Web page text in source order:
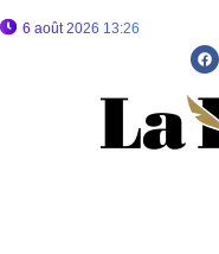
6 août 2026 13:26